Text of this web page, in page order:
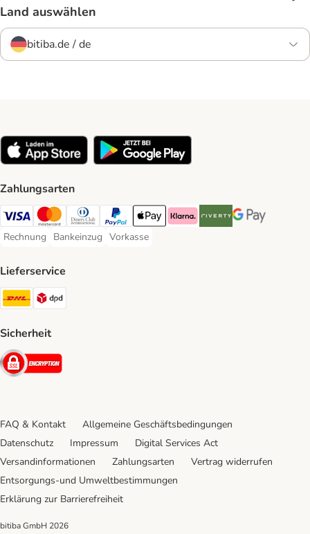
Land auswählen
bitiba.de / de
Zahlungsarten
Visa Payment Method
Mastercard Payment Method
Diners Club Payment Method
PayPal Payment Method
Apple Pay Payment Method
Klarna Payment Method
Riverty Payment Method
Google Pay
Rechnung
Rechnung Payment Method
Bankeinzug
Bankeinzug Payment Method
Vorkasse
Vorkasse Payment Method
Lieferservice
DHL Shipping Method
Sicherheit
Security
FAQ & Kontakt
Allgemeine Geschäftsbedingungen
Datenschutz
Impressum
Digital Services Act
Versandinformationen
Zahlungsarten
Vertrag widerrufen
Entsorgungs-und Umweltbestimmungen
Erklärung zur Barrierefreiheit
bitiba GmbH 2026